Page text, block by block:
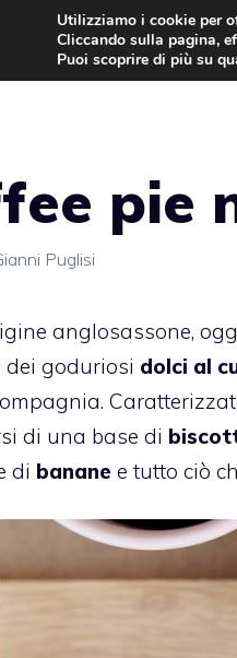
pie
Puglisi
anglosassone,
dei goduriosi dolci al
di una base di
di banane e tutto ciò
Utilizziamo i cookie per
Cliccando sulla pagina,
Puoi scoprire di più su